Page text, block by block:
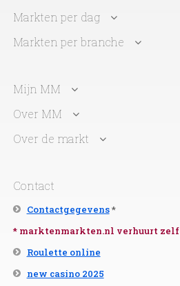
Markten per dag
Markten per branche
Mijn MM
Over MM
Over de markt
Contact
Contactgegevens*
* marktenmarkten.nl verhuurt zelf
Roulette online
new casino 2025